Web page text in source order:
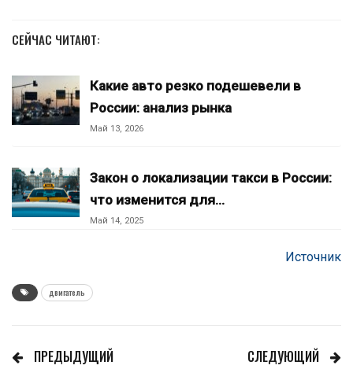
СЕЙЧАС ЧИТАЮТ:
Какие авто резко подешевели в
России: анализ рынка
Май 13, 2026
Закон о локализации такси в России:
что изменится для…
Май 14, 2025
Источник
двигатель
ПРЕДЫДУЩИЙ
СЛЕДУЮЩИЙ